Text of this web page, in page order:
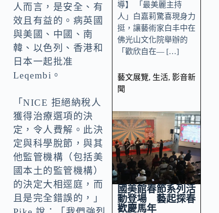
人而言，是安全、有
效且有益的。病英國
與美國、中國、南
韓、以色列、香港和
日本一起批准
Leqembi。
「NICE 拒絕納稅人
獲得治療選項的決
定，令人費解。此決
定與科學脫節，與其
他監管機構（包括美
國本土的監管機構）
的決定大相逕庭，而
且是完全錯誤的，」
導】 「最美麗主持
人」白嘉莉驚喜現身力
挺，讓藝術家白丰中在
佛光山文化院舉辦的
「歡欣自在— […]
藝文展覽, 生活, 影音新
聞
國美館春節系列活
動登場 藝起探春
歡慶馬年